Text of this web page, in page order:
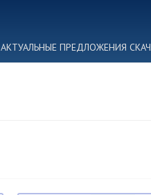
АКТУАЛЬНЫЕ ПРЕДЛОЖЕНИЯ